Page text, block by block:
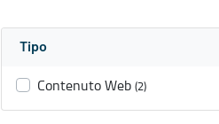
Tipo
Contenuto Web (2)